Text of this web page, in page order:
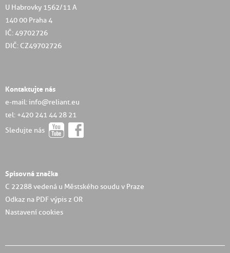
U Habrovky 1562/11 A
140 00 Praha 4
IČ: 49702726
DIČ: CZ49702726
Kontaktujte nás
e-mail: info@reliant.eu
tel: +420 241 44 28 21
Sledujte nás
Spisovná značka
C 22288 vedená u Městského soudu v Praze
Odkaz na PDF výpis z OR
Nastavení cookies